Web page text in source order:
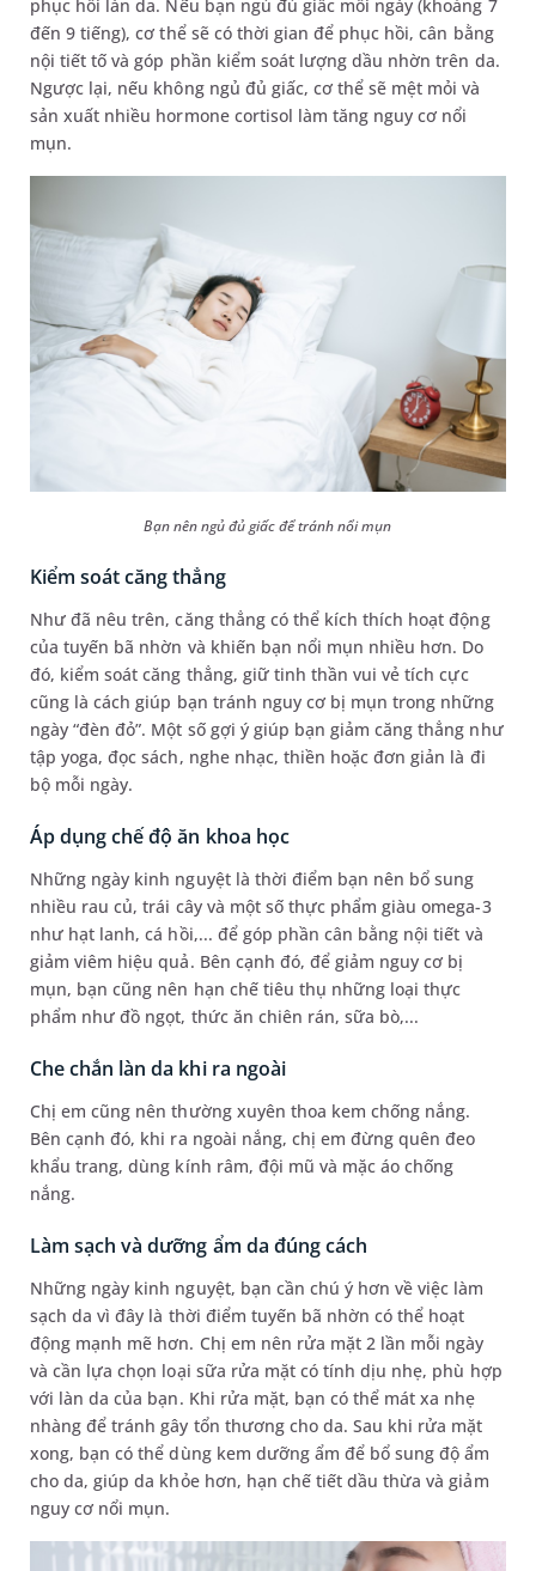
phục hồi làn da. Nếu bạn ngủ đủ giấc mỗi ngày (khoảng 7
đến 9 tiếng), cơ thể sẽ có thời gian để phục hồi, cân bằng
nội tiết tố và góp phần kiểm soát lượng dầu nhờn trên da.
Ngược lại, nếu không ngủ đủ giấc, cơ thể sẽ mệt mỏi và
sản xuất nhiều hormone cortisol làm tăng nguy cơ nổi
mụn.
Bạn nên ngủ đủ giấc để tránh nổi mụn
Kiểm soát căng thẳng
Như đã nêu trên, căng thẳng có thể kích thích hoạt động
của tuyến bã nhờn và khiến bạn nổi mụn nhiều hơn. Do
đó, kiểm soát căng thẳng, giữ tinh thần vui vẻ tích cực
cũng là cách giúp bạn tránh nguy cơ bị mụn trong những
ngày “đèn đỏ”. Một số gợi ý giúp bạn giảm căng thẳng như
tập yoga, đọc sách, nghe nhạc, thiền hoặc đơn giản là đi
bộ mỗi ngày.
Áp dụng chế độ ăn khoa học
Những ngày kinh nguyệt là thời điểm bạn nên bổ sung
nhiều rau củ, trái cây và một số thực phẩm giàu omega-3
như hạt lanh, cá hồi,... để góp phần cân bằng nội tiết và
giảm viêm hiệu quả. Bên cạnh đó, để giảm nguy cơ bị
mụn, bạn cũng nên hạn chế tiêu thụ những loại thực
phẩm như đồ ngọt, thức ăn chiên rán, sữa bò,...
Che chắn làn da khi ra ngoài
Chị em cũng nên thường xuyên thoa kem chống nắng.
Bên cạnh đó, khi ra ngoài nắng, chị em đừng quên đeo
khẩu trang, dùng kính râm, đội mũ và mặc áo chống
nắng.
Làm sạch và dưỡng ẩm da đúng cách
Những ngày kinh nguyệt, bạn cần chú ý hơn về việc làm
sạch da vì đây là thời điểm tuyến bã nhờn có thể hoạt
động mạnh mẽ hơn. Chị em nên rửa mặt 2 lần mỗi ngày
và cần lựa chọn loại sữa rửa mặt có tính dịu nhẹ, phù hợp
với làn da của bạn. Khi rửa mặt, bạn có thể mát xa nhẹ
nhàng để tránh gây tổn thương cho da. Sau khi rửa mặt
xong, bạn có thể dùng kem dưỡng ẩm để bổ sung độ ẩm
cho da, giúp da khỏe hơn, hạn chế tiết dầu thừa và giảm
nguy cơ nổi mụn.